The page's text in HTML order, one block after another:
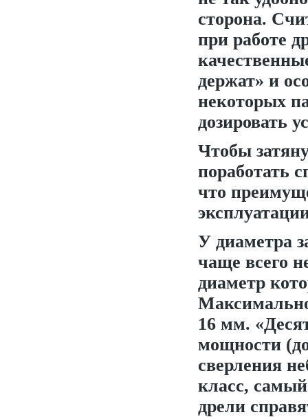
сторона.
при работе
держат» и
некоторых
дозировать
Чтобы
поработать
что
У диаметра
чаще всего
диаметр
16 мм.
мощности
сверления
класс,
дрели